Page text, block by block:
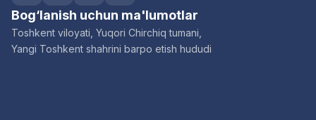
Bog‘lanish uchun ma'lumotlar
Toshkent viloyati, Yuqori Chirchiq tumani,
Yangi Toshkent shahrini barpo etish hududi